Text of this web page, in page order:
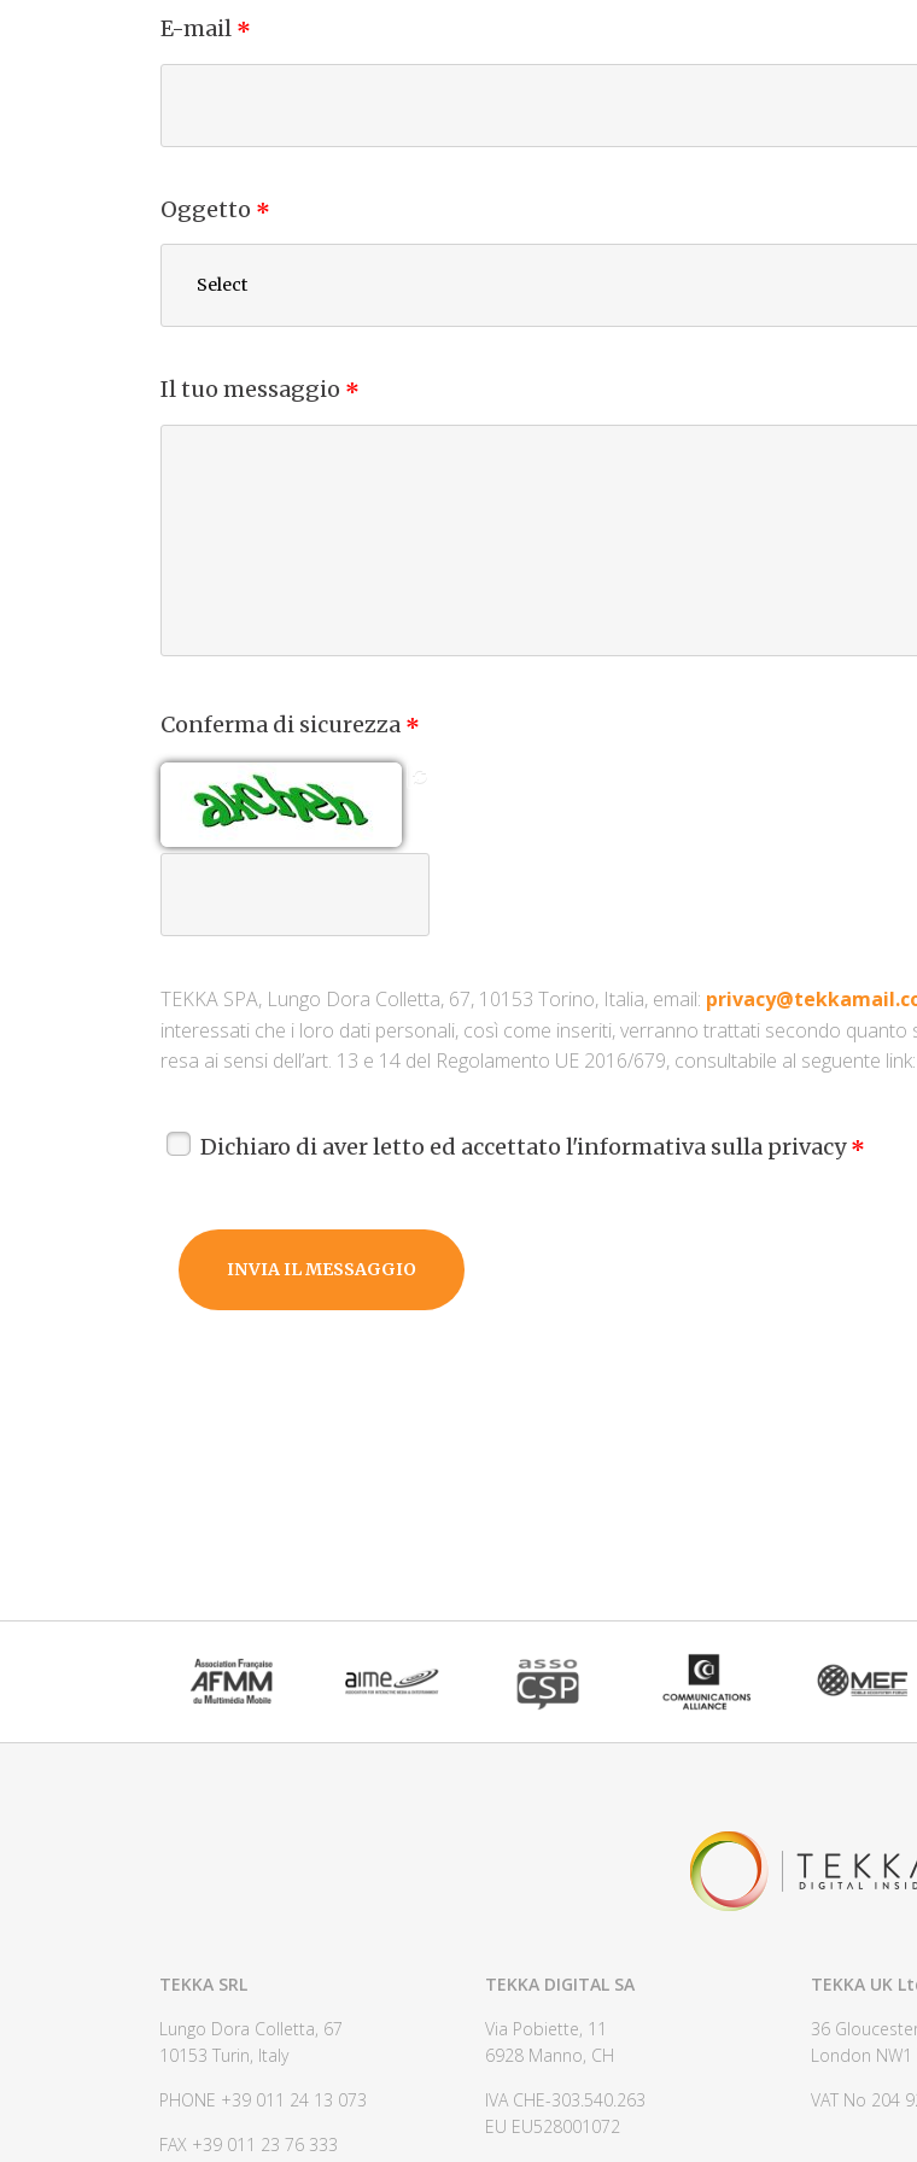
E-mail *
Oggetto *
Select
Il tuo messaggio *
Conferma di sicurezza *
TEKKA SPA, Lungo Dora Colletta, 67, 10153 Torino, Italia, email:
interessati che i loro dati personali, così come inseriti, verranno trattati secondo
resa ai sensi dell’art. 13 e 14 del Regolamento UE 2016/679, consultabile al seguente link:
Dichiaro di aver letto ed accettato l'informativa sulla privacy*
TEKKA SRL
Lungo Dora Colletta, 67
10153 Turin, Italy
PHONE +39 011 24 13 073
FAX +39 011 23 76 333
TEKKA DIGITAL SA
Via Pobiette, 11
6928 Manno, CH
IVA CHE-303.540.263
EU EU528001072
TEKKA UK
36
London NW1
VAT No 204